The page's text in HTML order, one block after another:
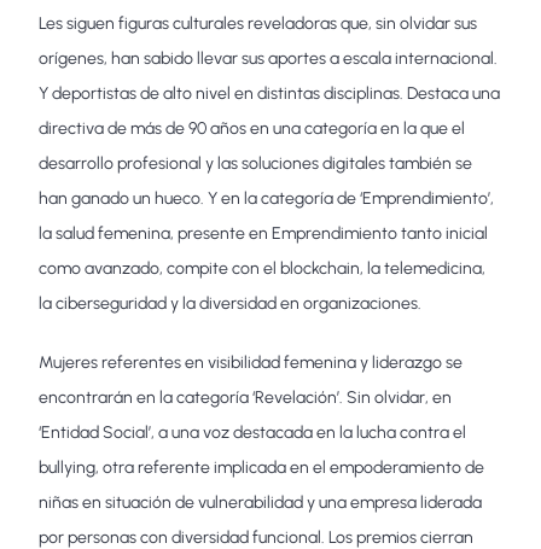
Les siguen figuras culturales reveladoras que, sin olvidar sus
orígenes, han sabido llevar sus aportes a escala internacional.
Y deportistas de alto nivel en distintas disciplinas. Destaca una
directiva de más de 90 años en una categoría en la que el
desarrollo profesional y las soluciones digitales también se
han ganado un hueco. Y en la categoría de ‘Emprendimiento’,
la salud femenina, presente en Emprendimiento tanto inicial
como avanzado, compite con el blockchain, la telemedicina,
la ciberseguridad y la diversidad en organizaciones.
Mujeres referentes en visibilidad femenina y liderazgo se
encontrarán en la categoría ‘Revelación’. Sin olvidar, en
‘Entidad Social’, a una voz destacada en la lucha contra el
bullying, otra referente implicada en el empoderamiento de
niñas en situación de vulnerabilidad y una empresa liderada
por personas con diversidad funcional. Los premios cierran